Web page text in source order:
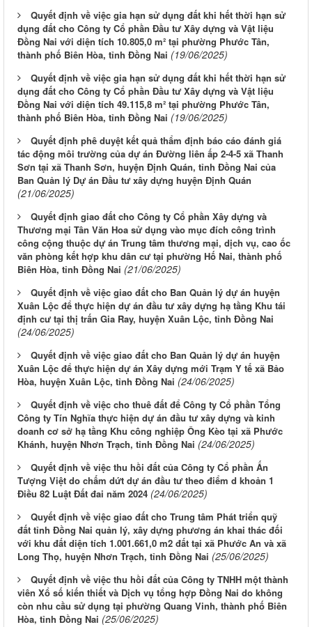
Quyết định về việc gia hạn sử dụng đất khi hết thời hạn sử
dụng đất cho Công ty Cổ phần Đầu tư Xây dựng và Vật liệu
Đồng Nai với diện tích 10.805,0 m² tại phường Phước Tân,
thành phố Biên Hòa, tỉnh Đồng Nai (19/06/2025)
Quyết định về việc gia hạn sử dụng đất khi hết thời hạn sử
dụng đất cho Công ty Cổ phần Đầu tư Xây dựng và Vật liệu
Đồng Nai với diện tích 49.115,8 m² tại phường Phước Tân,
thành phố Biên Hòa, tỉnh Đồng Nai (19/06/2025)
Quyết định phê duyệt kết quả thẩm định báo cáo đánh giá
tác động môi trường của dự án Đường liên ấp 2-4-5 xã Thanh
Sơn tại xã Thanh Sơn, huyện Định Quán, tỉnh Đồng Nai của
Ban Quản lý Dự án Đầu tư xây dựng huyện Định Quán
(21/06/2025)
Quyết định giao đất cho Công ty Cổ phần Xây dựng và
Thương mại Tân Văn Hoa sử dụng vào mục đích công trình
công cộng thuộc dự án Trung tâm thương mại, dịch vụ, cao ốc
văn phòng kết hợp khu dân cư tại phường Hố Nai, thành phố
Biên Hòa, tỉnh Đồng Nai (21/06/2025)
Quyết định về việc giao đất cho Ban Quản lý dự án huyện
Xuân Lộc để thực hiện dự án đầu tư xây dựng hạ tầng Khu tái
định cư tại thị trấn Gia Ray, huyện Xuân Lộc, tỉnh Đồng Nai
(24/06/2025)
Quyết định về việc giao đất cho Ban Quản lý dự án huyện
Xuân Lộc để thực hiện dự án Xây dựng mới Trạm Y tế xã Bảo
Hòa, huyện Xuân Lộc, tỉnh Đồng Nai (24/06/2025)
Quyết định về việc cho thuê đất để Công ty Cổ phần Tổng
Công ty Tín Nghĩa thực hiện dự án đầu tư xây dựng và kinh
doanh cơ sở hạ tầng Khu công nghiệp Ông Kèo tại xã Phước
Khánh, huyện Nhơn Trạch, tỉnh Đồng Nai (24/06/2025)
Quyết định về việc thu hồi đất của Công ty Cổ phần Ấn
Tượng Việt do chấm dứt dự án đầu tư theo điểm d khoản 1
Điều 82 Luật Đất đai năm 2024 (24/06/2025)
Quyết định về việc giao đất cho Trung tâm Phát triển quỹ
đất tỉnh Đồng Nai quản lý, xây dựng phương án khai thác đối
với khu đất diện tích 1.001.661,0 m2 đất tại xã Phước An và xã
Long Thọ, huyện Nhơn Trạch, tỉnh Đồng Nai (25/06/2025)
Quyết định về việc thu hồi đất của Công ty TNHH một thành
viên Xổ số kiến thiết và Dịch vụ tổng hợp Đồng Nai do không
còn nhu cầu sử dụng tại phường Quang Vinh, thành phố Biên
Hòa, tỉnh Đồng Nai (25/06/2025)